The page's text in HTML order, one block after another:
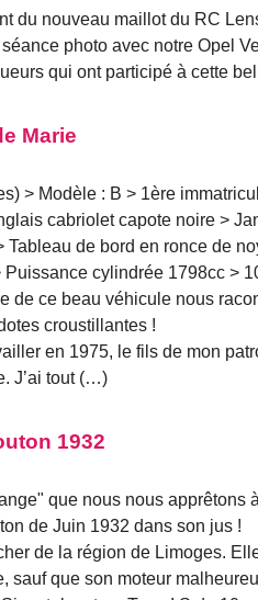
du nouveau maillot du RC
photo avec notre Opel
qui ont participé à cette
Marie
> Modèle : B > 1ère
cabriolet capote noire >
Tableau de bord en ronce de
cylindrée 1798cc >
de ce beau véhicule nous
croustillantes !
en 1975, le fils de mon
J’ai tout (…)
1932
que nous nous apprêtons
de Juin 1932 dans son jus !
de la région de Limoges.
sauf que son moteur